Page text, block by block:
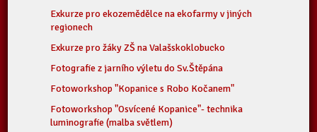
Exkurze pro ekozemědělce na ekofarmy v jiných
regionech
Exkurze pro žáky ZŠ na Valašskoklobucko
Fotografie z jarního výletu do Sv.Štěpána
Fotoworkshop "Kopanice s Robo Kočanem"
Fotoworkshop "Osvícené Kopanice"- technika
luminografie (malba světlem)